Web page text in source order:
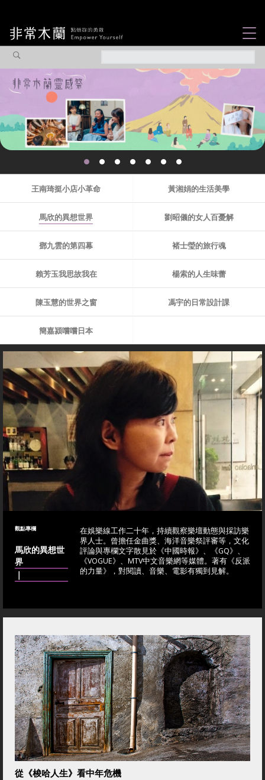
焦點企劃
社會企業
木蘭選片
王南琦挺小店小革命 黃湘娟的生活美學
馬欣的異想世界 劉昭儀的女人百憂解
鄧九雲的第四幕 褚士瑩的旅行魂
賴芳玉我思故我在 楊索的人生味蕾
陳玉慧的世界之窗 馮宇的日常設計課
簡嘉潁嚐嚐日本
觀點專欄
馬欣的異想世
界
｜
在娛樂線工作二十年，持續觀察樂壇動態與採訪樂
界人士。曾擔任金曲獎、海洋音樂祭評審等，文化
評論與專欄文字散見於《中國時報》、《GQ》、
《VOGUE》、MTV中文音樂網等媒體。著有《反派
的力量》，對閱讀、音樂、電影有獨到見解。
從《梭哈人生》看中年危機